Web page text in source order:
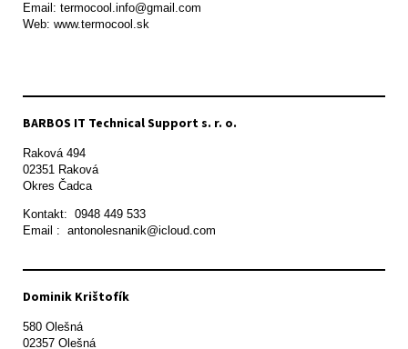
Email: termocool.info@gmail.com
Web: www.termocool.sk
BARBOS IT Technical Support s. r. o.
Raková 494
02351 Raková
Okres Čadca
Kontakt:  0948 449 533
Email :  antonolesnanik@icloud.com
Dominik Krištofík
580 Olešná